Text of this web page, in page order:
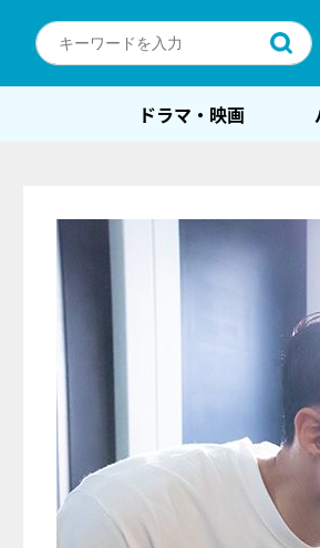
ドラマ・映画